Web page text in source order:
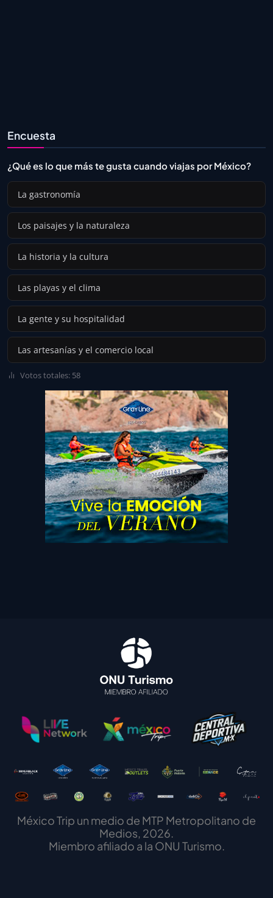
Encuesta
¿Qué es lo que más te gusta cuando viajas por México?
La gastronomía
Los paisajes y la naturaleza
La historia y la cultura
Las playas y el clima
La gente y su hospitalidad
Las artesanías y el comercio local
Votos totales: 58
México Trip un medio de MTP Metropolitano de
Medios, 2026.
Miembro afiliado a la ONU Turismo.